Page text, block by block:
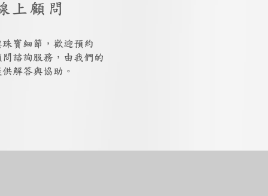
上顧問
寶細節，歡迎預約
諮詢服務，由我們的
解答與協助。